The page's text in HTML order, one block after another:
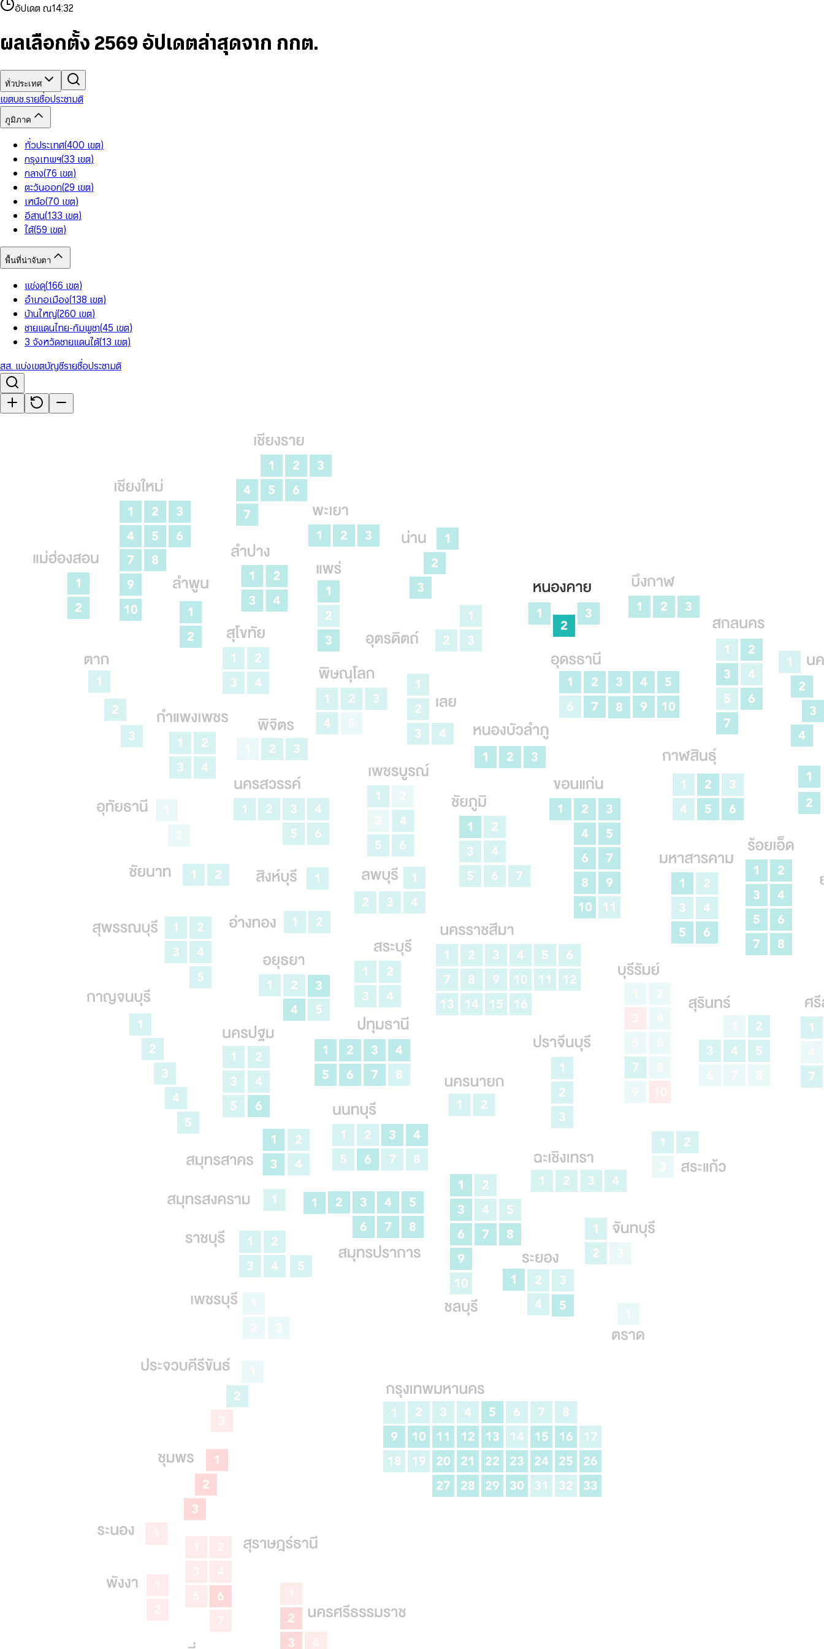
9 9
5
7
8
993
5
6
8
9
84
6
7
9
3
5
6
8
9
7
9
อัปเดต ณ14:32
ผลเลือกตั้ง 2569 อัปเดตล่าสุดจาก กกต.
ทั่วประเทศ
เขตบช.รายชื่อประชามติ
ภูมิภาค
ทั่วประเทศ(400 เขต)
กรุงเทพฯ(33 เขต)
กลาง(76 เขต)
ตะวันออก(29 เขต)
เหนือ(70 เขต)
อีสาน(133 เขต)
ใต้(59 เขต)
พื้นที่น่าจับตา
แข่งดุ(166 เขต)
อำเภอเมือง(138 เขต)
บ้านใหญ่(260 เขต)
ชายแดนไทย-กัมพูชา(45 เขต)
3 จังหวัดชายแดนใต้(13 เขต)
สส. แบ่งเขตบัญชีรายชื่อประชามติ